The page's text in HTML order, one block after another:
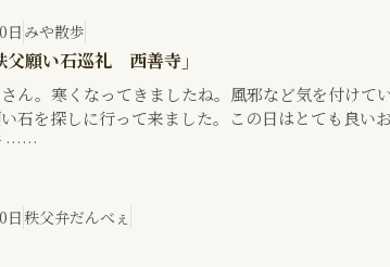
日 みや散歩
父願い石巡礼 西善寺」
ん。寒くなってきましたね。風邪など気を付けて
石を探しに行って来ました。この日はとても良い
……
日 秩父弁だんべぇ